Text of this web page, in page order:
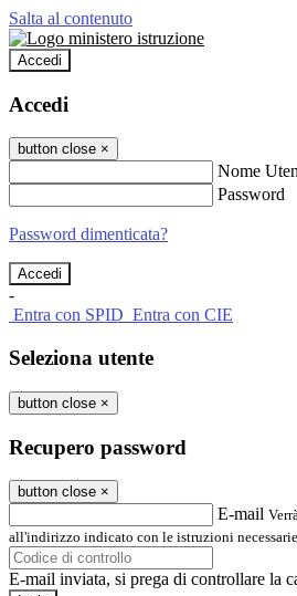
Salta al contenuto
Accedi
Accedi
button close ×
Nome
Password
Password dimenticata?
-
Entra con SPID Entra con CIE
Seleziona utente
button close ×
Recupero password
button close ×
E-mail
all'indirizzo indicato con le istruzioni
E-mail inviata, si prega di controllare la